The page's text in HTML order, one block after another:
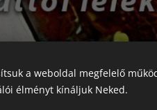
a weboldal megfelelő
élményt kínáljuk Neked.